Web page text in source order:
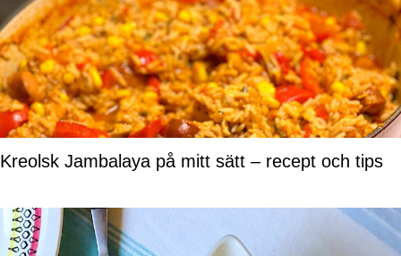
Kreolsk Jambalaya på mitt sätt – recept och tips